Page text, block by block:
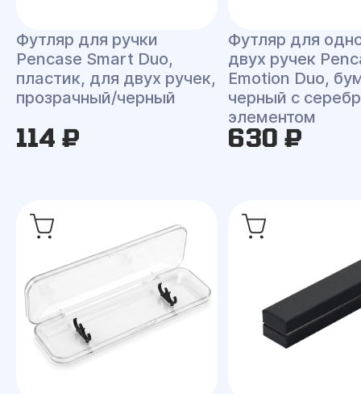
Футляр для ручки
Pencase Smart Duo,
пластик, для двух ручек,
прозрачный/черный
114 ₽
Футляр для
двух ручек
Emotion Duo,
черный с
элементом
630 ₽